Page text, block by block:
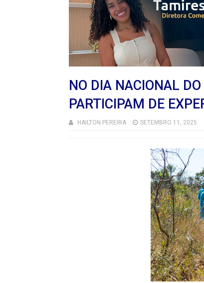
NO DIA NACIONAL
PARTICIPAM DE
HAILTON PEREIRA SETEMBRO 11, 2025